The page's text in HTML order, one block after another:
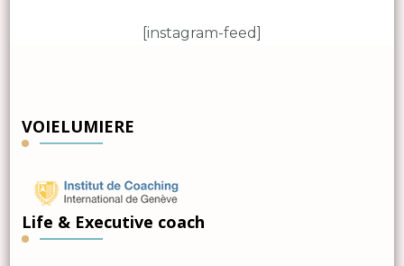
[instagram-feed]
VOIELUMIERE
Life & Executive coach